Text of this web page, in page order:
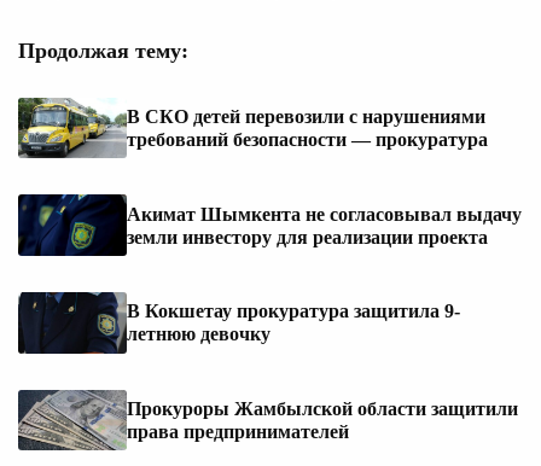
Продолжая тему:
В СКО детей перевозили с нарушениями
требований безопасности — прокуратура
Акимат Шымкента не согласовывал выдачу
земли инвестору для реализации проекта
В Кокшетау прокуратура защитила 9-
летнюю девочку
Прокуроры Жамбылской области защитили
права предпринимателей